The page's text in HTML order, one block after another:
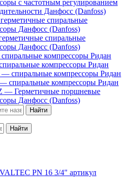
с частотным регулированием
Данфосс (Danfoss)
спиральные
Данфосс (Danfoss)
спиральные
Данфосс (Danfoss)
компрессоры Ридан
компрессоры Ридан
спиральные компрессоры Ридан
спиральные компрессоры Ридан
— Герметичные поршневые
Данфосс (Danfoss)
Найти
Найти
PN 16 3/4" артикул